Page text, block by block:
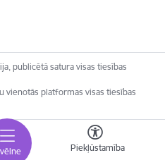
Piekļūstamība
publicētā satura visas tiesības
vienotās platformas visas tiesības